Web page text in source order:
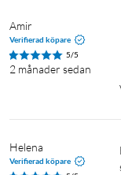
Material:
Mått: 440x136x33
Vikt: 790 g
Kompatibilitet:
I förpackningen
1x
1x 1,8 m USB-
Amir
Verifierad köpare
5/5
2 månader sedan
Helena
Verifierad köpare
En